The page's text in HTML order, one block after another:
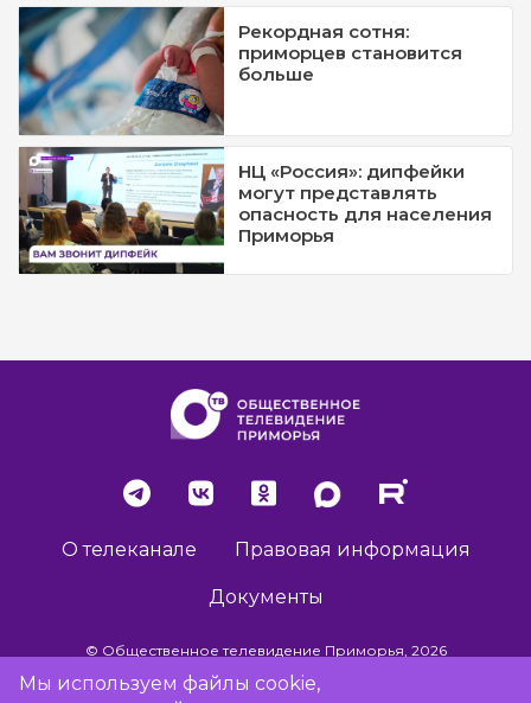
Рекордная сотня:
приморцев становится
больше
НЦ «Россия»: дипфейки
могут представлять
опасность для населения
Приморья
О телеканале Правовая информация
Документы
© Общественное телевидение Приморья, 2026
Мы используем файлы cookie,